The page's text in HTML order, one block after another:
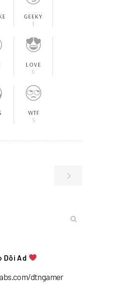
GEEKY
1
LOVE
5
WTF
5
Dõi Ad
dtngamer